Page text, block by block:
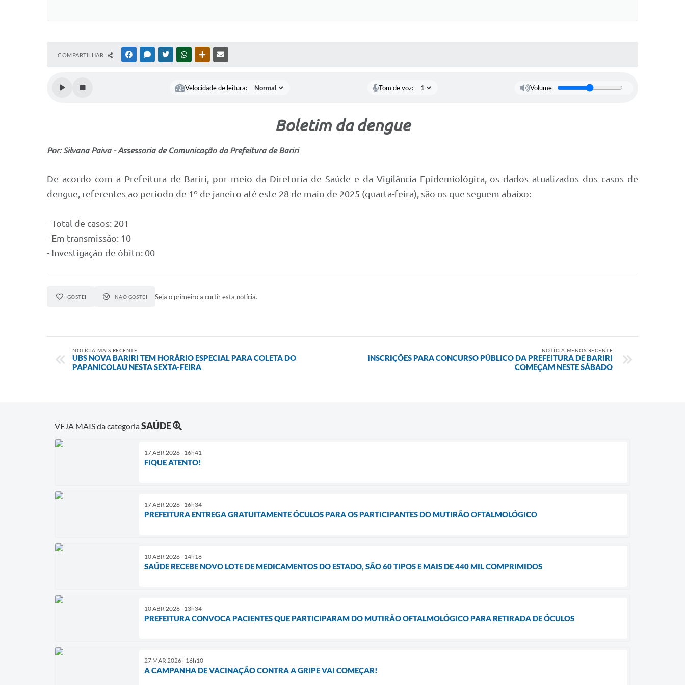
COMPARTILHAR FACEBOOKMESSENGER
TWITTERWHATSAPPOUTRAS MÍDIAS
Velocidade de leitura: Tom de voz: Volume
Boletim da dengue
Por: Silvana Paiva - Assessoria de Comunicação da Prefeitura de Bariri
De acordo com a Prefeitura de Bariri, por meio da Diretoria de Saúde e da Vigilância Epidemiológica, os dados atualizados dos casos de
dengue, referentes ao período de 1º de janeiro até este 28 de maio de 2025 (quarta-feira), são os que seguem abaixo:
- Total de casos: 201
- Em transmissão: 10
- Investigação de óbito: 00
GOSTEI NÃO GOSTEI Seja o primeiro a curtir esta notícia.
NOTÍCIA MAIS RECENTE
UBS NOVA BARIRI TEM HORÁRIO ESPECIAL PARA COLETA DO
PAPANICOLAU NESTA SEXTA-FEIRA
NOTÍCIA MENOS RECENTE
INSCRIÇÕES PARA CONCURSO PÚBLICO DA PREFEITURA DE BARIRI
COMEÇAM NESTE SÁBADO
VEJA MAIS da categoriaSAÚDE
17 ABR 2026 - 16h41
FIQUE ATENTO!
17 ABR 2026 - 16h34
PREFEITURA ENTREGA GRATUITAMENTE ÓCULOS PARA OS PARTICIPANTES DO MUTIRÃO OFTALMOLÓGICO
10 ABR 2026 - 14h18
SAÚDE RECEBE NOVO LOTE DE MEDICAMENTOS DO ESTADO, SÃO 60 TIPOS E MAIS DE 440 MIL COMPRIMIDOS
10 ABR 2026 - 13h34
PREFEITURA CONVOCA PACIENTES QUE PARTICIPARAM DO MUTIRÃO OFTALMOLÓGICO PARA RETIRADA DE ÓCULOS
27 MAR 2026 - 16h10
A CAMPANHA DE VACINAÇÃO CONTRA A GRIPE VAI COMEÇAR!